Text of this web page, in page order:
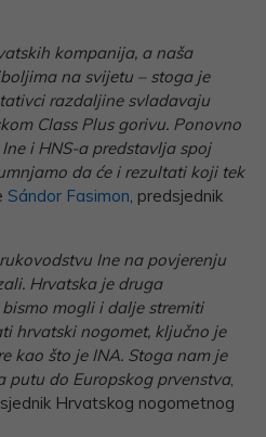
kompanija, a naša
na svijetu – stoga je
razdaljine svladavaju
Class Plus gorivu. Ponovno
i HNS-a predstavlja spoj
da će i rezultati koji tek
Sándor Fasimon , predsjednik
Ine na povjerenju
Hrvatska je druga
mogli i dalje stremiti
hrvatski nogomet, ključno je
kao što je INA. Stoga nam je
putu do Europskog prvenstva,
Hrvatskog nogometnog